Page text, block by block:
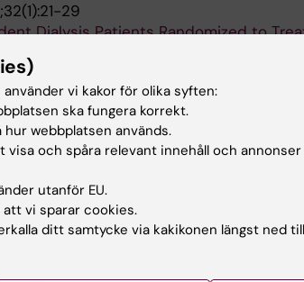
29
Dialysis Patients Randomized to
K; Mattsson E; Qureshi AR;
2008;105(30-31):2084-2085
Safe, cost-effective--and
vi kakor för olika syften:
ska fungera korrekt.
webbplatsen används.
visa och spåra relevant innehåll och
utanför EU.
vi sparar cookies.
ditt samtycke via kakikonen längst ned